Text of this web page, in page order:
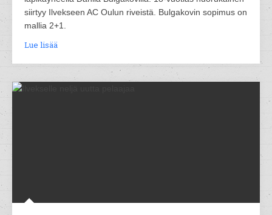
siirtyy Ilvekseen AC Oulun riveistä. Bulgakovin sopimus on
mallia 2+1.
Lue lisää